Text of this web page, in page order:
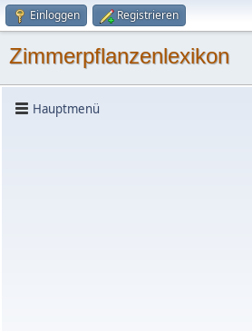
Einloggen Registrieren
Zimmerpflanzenlexikon
Hauptmenü